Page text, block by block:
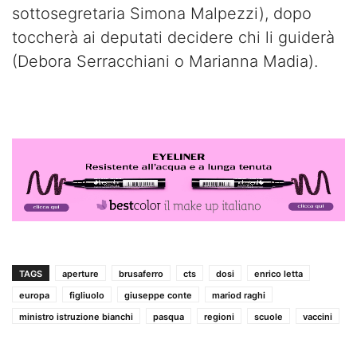
sottosegretaria Simona Malpezzi), dopo
toccherà ai deputati decidere chi li guiderà
(Debora Serracchiani o Marianna Madia).
TAGS aperture brusaferro cts dosi
enrico letta
europa
figliuolo giuseppe conte
mariod raghi
ministro istruzione bianchi
pasqua regioni scuole vaccini